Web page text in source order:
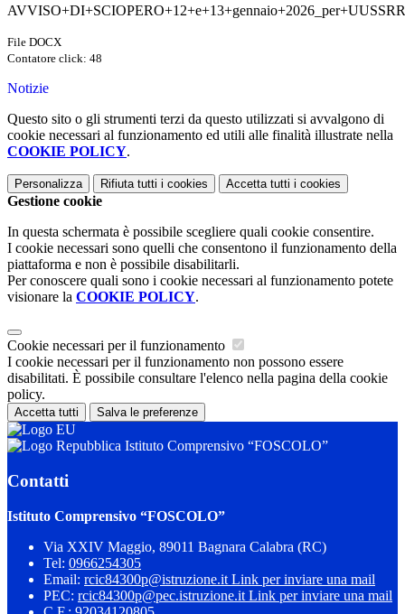
File DOCX
Contatore click: 48
Notizie
Questo sito o gli strumenti terzi da questo utilizzati si avvalgono di
cookie necessari al funzionamento ed utili alle finalità illustrate nella
COOKIE POLICY.
Personalizza Rifiuta tutti i cookies Accetta tutti i cookies
Gestione cookie
In questa schermata è possibile scegliere quali cookie consentire.
I cookie necessari sono quelli che consentono il funzionamento della
piattaforma e non è possibile disabilitarli.
Per conoscere quali sono i cookie necessari al funzionamento potete
visionare la COOKIE POLICY.
Cookie necessari per il funzionamento
I cookie necessari per il funzionamento non possono essere
disabilitati. È possibile consultare l'elenco nella pagina della cookie
policy.
Accetta tutti Salva le preferenze
Istituto Comprensivo “FOSCOLO”
Contatti
Istituto Comprensivo “FOSCOLO”
Via XXIV Maggio, 89011 Bagnara Calabra (RC)
Tel: 0966254305
Email: rcic84300p@istruzione.it Link per inviare una mail
PEC: rcic84300p@pec.istruzione.it Link per inviare una mail